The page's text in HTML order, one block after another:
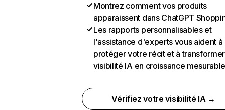
Montrez comment vos produits
apparaissent dans ChatGPT
Les rapports personnalisables et
l'assistance d'experts vous aident à
protéger votre récit et à
visibilité IA en croissance
Vérifiez votre visibilité IA →